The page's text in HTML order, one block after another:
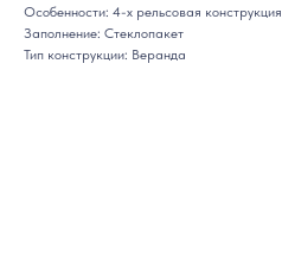
Особенности: 4-х рельсовая конструкция
Заполнение: Стеклопакет
Тип конструкции: Веранда